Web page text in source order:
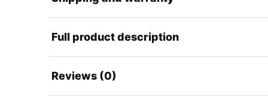
Full product description
Reviews (0)